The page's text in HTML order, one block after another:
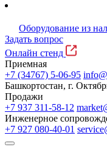
Оборудование из
Задать вопрос
Онлайн стенд
Приемная
+7 (34767) 5-06-95
Башкортостан, г.
Продажи
+7 937 311-58-12
Инженерное
+7 927 080-40-01